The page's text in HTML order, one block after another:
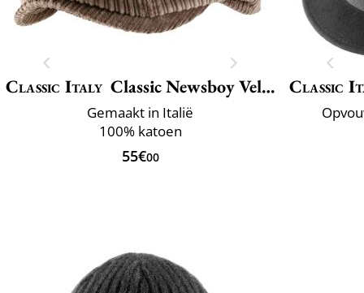
Classic Italy Classic Newsboy Velvet
Gemaakt in Italië
100% katoen
55€00
Classic